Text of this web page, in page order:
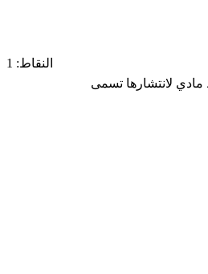
النقاط: 1
لانتشارها تسمى